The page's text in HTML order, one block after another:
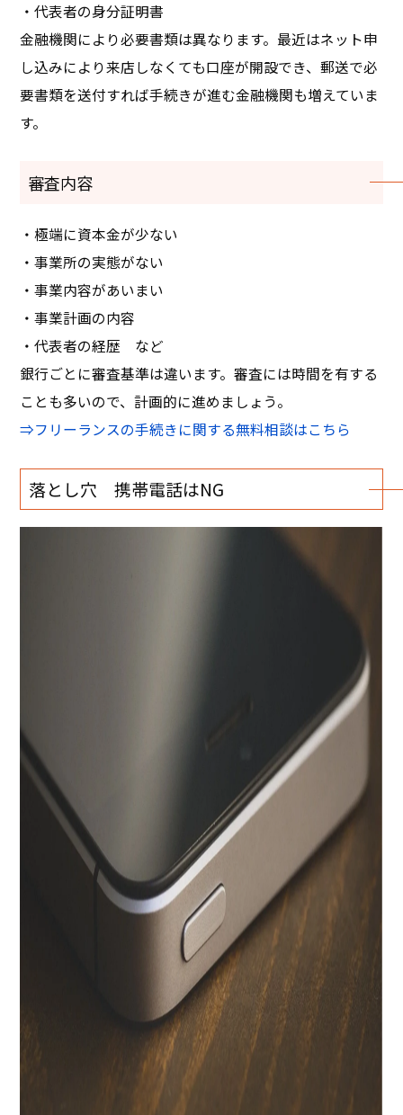
・代表者の身分証明書
金融機関により必要書類は異なります。最近はネット申
し込みにより来店しなくても口座が開設でき、郵送で必
要書類を送付すれば手続きが進む金融機関も増えていま
す。
審査内容
・極端に資本金が少ない
・事業所の実態がない
・事業内容があいまい
・事業計画の内容
・代表者の経歴 など
銀行ごとに審査基準は違います。審査には時間を有する
ことも多いので、計画的に進めましょう。
⇒フリーランスの手続きに関する無料相談はこちら
落とし穴 携帯電話はNG